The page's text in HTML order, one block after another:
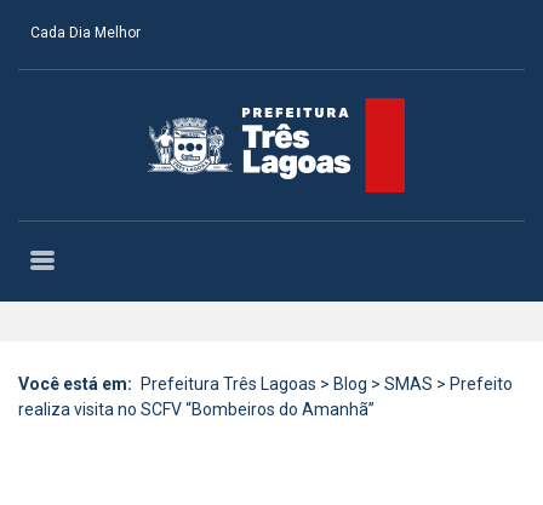
Cada Dia Melhor
Você está em: Prefeitura Três Lagoas > Blog > SMAS > Prefeito
realiza visita no SCFV “Bombeiros do Amanhã”